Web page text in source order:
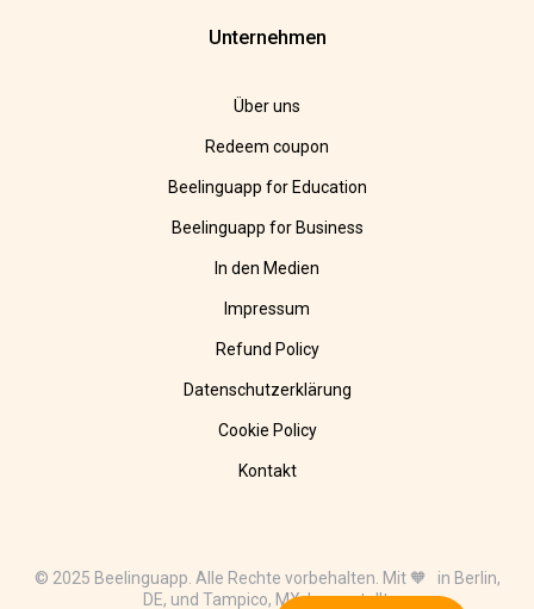
Unternehmen
Über uns
Redeem coupon
Beelinguapp for Education
Beelinguapp for Business
In den Medien
Impressum
Refund Policy
Datenschutzerklärung
Cookie Policy
Kontakt
© 2025 Beelinguapp. Alle Rechte vorbehalten. Mit 🧡 in Berlin,
DE, und Tampico, MX, hergestellt.